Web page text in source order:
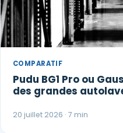
COMPARATIF
Pudu BG1 Pro ou
des grandes
20 juillet 2026 · 7 min